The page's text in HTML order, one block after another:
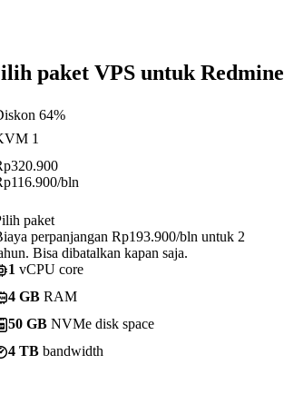
paket VPS untuk Redmine
64%
1
320.900
116.900/bln
paket
perpanjangan Rp193.900/bln untuk 2
Bisa dibatalkan kapan saja.
1 vCPU core
4 GB RAM
50 GB NVMe disk space
4 TB bandwidth